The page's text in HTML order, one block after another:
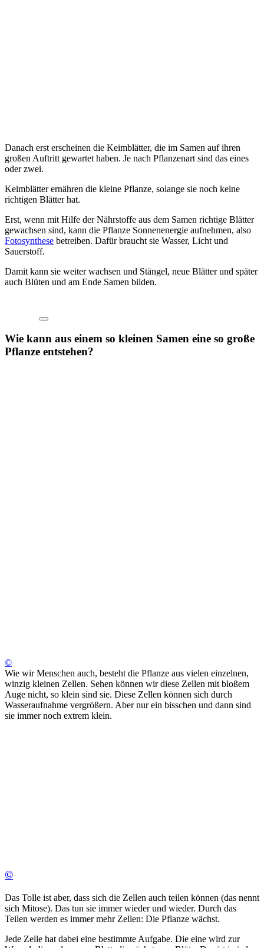
Danach erst erscheinen die Keimblätter, die im Samen auf ihren
großen Auftritt gewartet haben. Je nach Pflanzenart sind das eines
oder zwei.
Keimblätter ernähren die kleine Pflanze, solange sie noch keine
richtigen Blätter hat.
Erst, wenn mit Hilfe der Nährstoffe aus dem Samen richtige Blätter
gewachsen sind, kann die Pflanze Sonnenenergie aufnehmen, also
Fotosynthese betreiben. Dafür braucht sie Wasser, Licht und
Sauerstoff.
Damit kann sie weiter wachsen und Stängel, neue Blätter und später
auch Blüten und am Ende Samen bilden.
Wie kann aus einem so kleinen Samen eine so große
Pflanze entstehen?
©
Wie wir Menschen auch, besteht die Pflanze aus vielen einzelnen,
winzig kleinen Zellen. Sehen können wir diese Zellen mit bloßem
Auge nicht, so klein sind sie. Diese Zellen können sich durch
Wasseraufnahme vergrößern. Aber nur ein bisschen und dann sind
sie immer noch extrem klein.
©
Das Tolle ist aber, dass sich die Zellen auch teilen können (das nennt
sich Mitose). Das tun sie immer wieder und wieder. Durch das
Teilen werden es immer mehr Zellen: Die Pflanze wächst.
Jede Zelle hat dabei eine bestimmte Aufgabe. Die eine wird zur